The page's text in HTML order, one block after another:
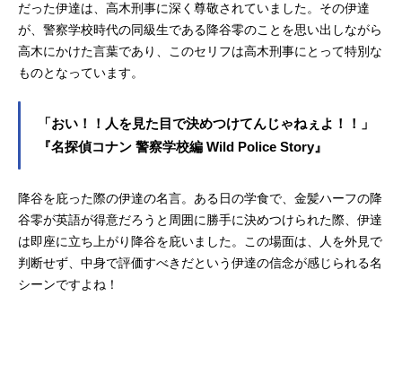
だった伊達は、高木刑事に深く尊敬されていました。その伊達
が、警察学校時代の同級生である降谷零のことを思い出しながら
高木にかけた言葉であり、このセリフは高木刑事にとって特別な
ものとなっています。
「おい！！人を見た目で決めつけてんじゃねぇよ！！」
『名探偵コナン 警察学校編 Wild Police Story』
降谷を庇った際の伊達の名言。ある日の学食で、金髪ハーフの降
谷零が英語が得意だろうと周囲に勝手に決めつけられた際、伊達
は即座に立ち上がり降谷を庇いました。この場面は、人を外見で
判断せず、中身で評価すべきだという伊達の信念が感じられる名
シーンですよね！